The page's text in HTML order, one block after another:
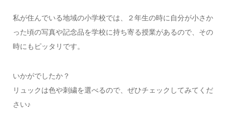
私が住んでいる地域の小学校では、２年生の時に自分が小さか
った頃の写真や記念品を学校に持ち寄る授業があるので、その
時にもピッタリです。
いかがでしたか？
リュックは色や刺繍を選べるので、ぜひチェックしてみてくだ
さい♪